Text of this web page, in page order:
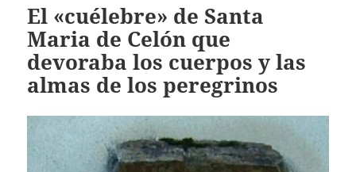
El «cuélebre» de Santa
Maria de Celón que
devoraba los cuerpos y las
almas de los peregrinos